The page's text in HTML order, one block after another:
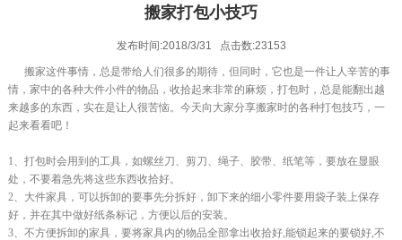
搬家打包小技巧
发布时间:2018/3/31 点击数:23153
搬家这件事情，总是带给人们很多的期待，但同时，它也是一件让人辛苦的事
情，家中的各种大件小件的物品，收拾起来非常的麻烦，打包时，总是能翻出越
来越多的东西，实在是让人很苦恼。今天向大家分享搬家时的各种打包技巧，一
起来看看吧！
1、打包时会用到的工具，如螺丝刀、剪刀、绳子、胶带、纸笔等，要放在显眼
处，不要着急先将这些东西收拾好。
2、大件家具，可以拆卸的要事先分拆好，卸下来的细小零件要用袋子装上保存
好，并在其中做好纸条标记，方便以后的安装。
3、不方便拆卸的家具，要将家具内的物品全部拿出收拾好,能锁起来的要锁好,不